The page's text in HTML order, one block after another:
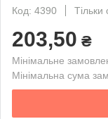
Код: 4390
Тільки
203,50 ₴
Мінімальне
Мінімальна сума